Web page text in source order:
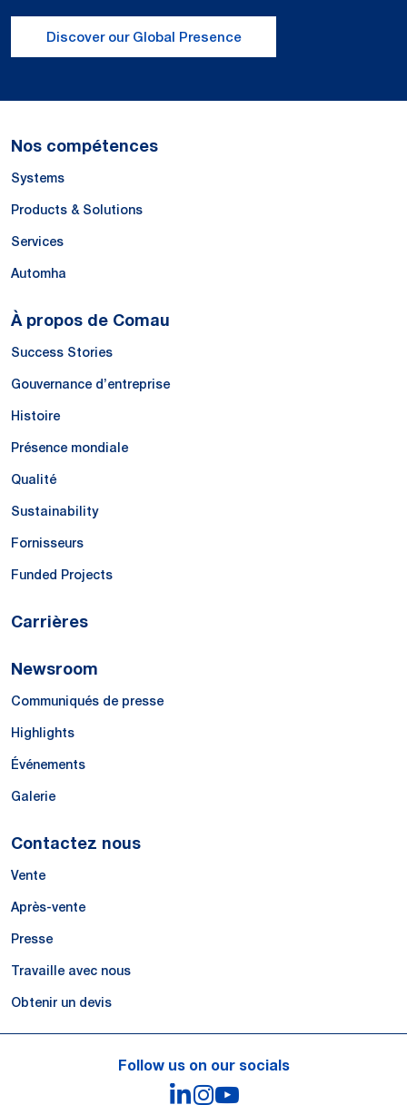
Discover our Global Presence
Nos compétences
Systems
Products & Solutions
Services
Automha
À propos de Comau
Success Stories
Gouvernance d’entreprise
Histoire
Présence mondiale
Qualité
Sustainability
Fornisseurs
Funded Projects
Carrières
Newsroom
Communiqués de presse
Highlights
Événements
Galerie
Contactez nous
Vente
Après-vente
Presse
Travaille avec nous
Obtenir un devis
Follow us on our socials
LinkedIn
Instagram